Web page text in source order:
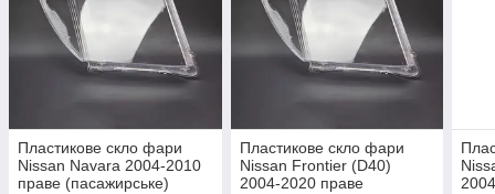
Пластикове скло фари
Nissan Navara 2004-2010
праве (пасажирське)
Пластикове скло фари
Nissan Frontier (D40)
2004-2020 праве